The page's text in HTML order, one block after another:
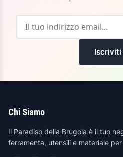
Iscriviti
Chi Siamo
Il Paradiso della Brugola è il tuo
ferramenta, utensili e materiale